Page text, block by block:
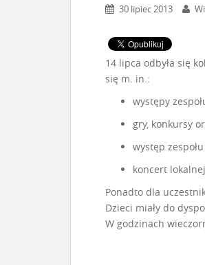
30 lipiec 2013
14 lipca odbyła się
się m. in.:
występy
gry, konkursy
występ
koncert
Ponadto dla
Dzieci miały do
W godzinach